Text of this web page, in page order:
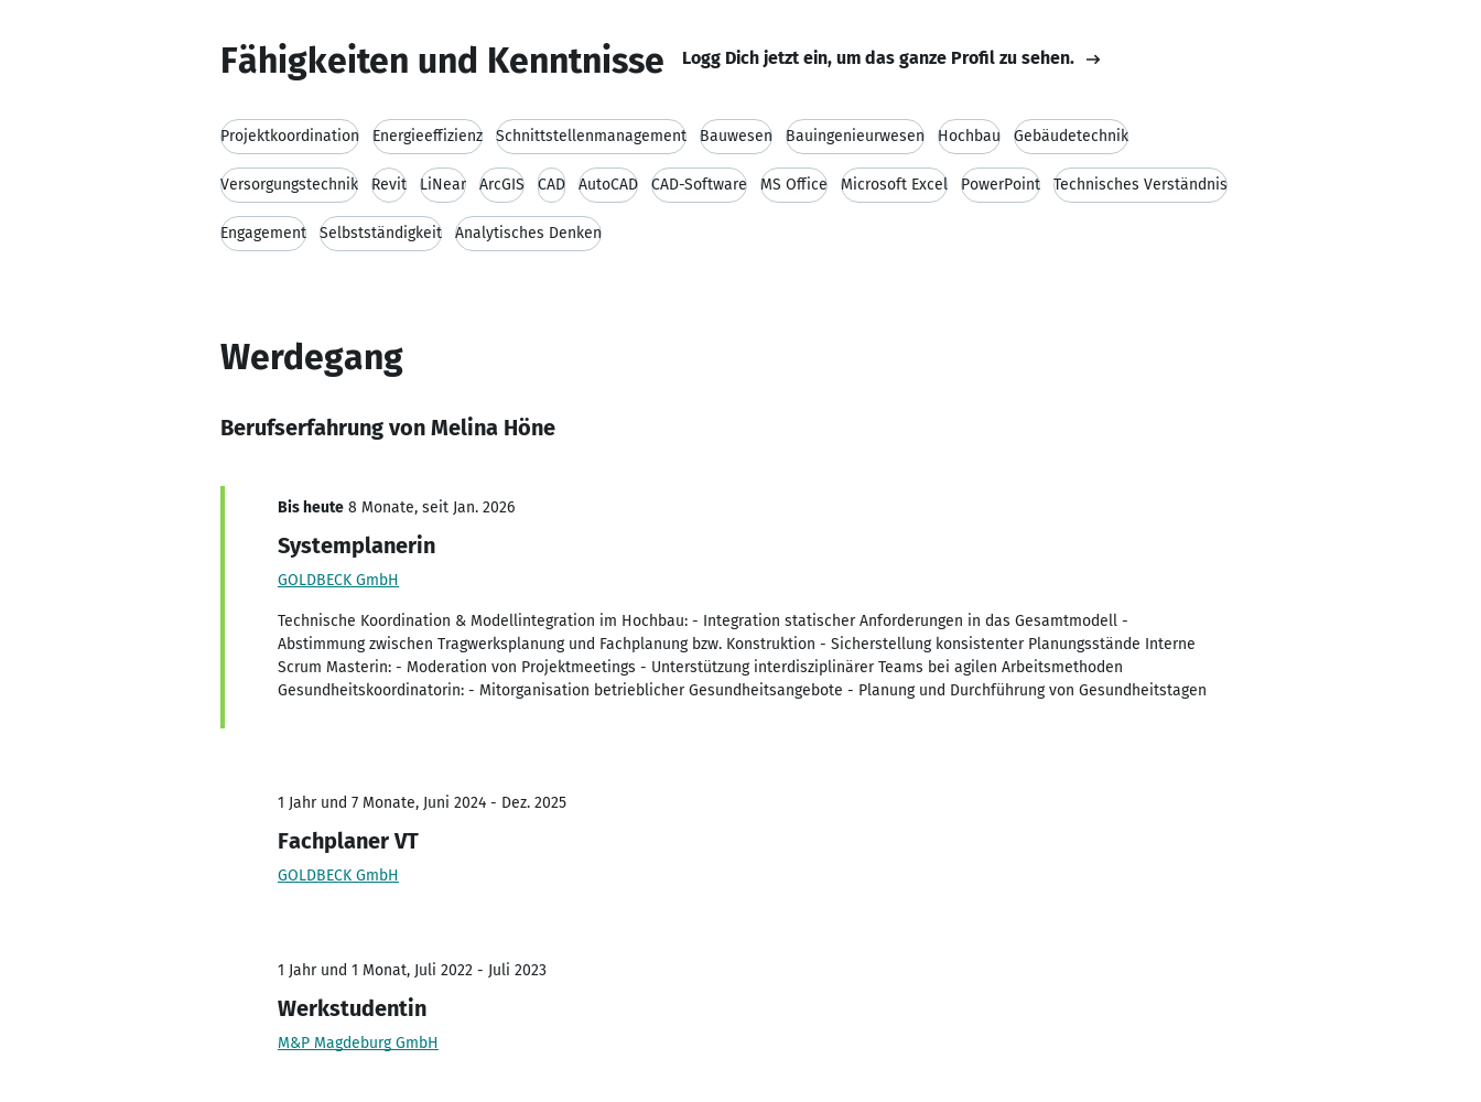
Fähigkeiten und Kenntnisse Logg Dich jetzt ein, um das ganze Profil zu sehen.
Projektkoordination Energieeffizienz Schnittstellenmanagement Bauwesen Bauingenieurwesen Hochbau Gebäudetechnik
Versorgungstechnik Revit LiNear ArcGIS CAD AutoCAD CAD-Software MS Office Microsoft Excel PowerPoint Technisches Verständnis
Engagement Selbstständigkeit Analytisches Denken
Werdegang
Berufserfahrung von Melina Höne
Bis heute 8 Monate, seit Jan. 2026
Systemplanerin
GOLDBECK GmbH
Technische Koordination & Modellintegration im Hochbau: - Integration statischer Anforderungen in das Gesamtmodell -
Abstimmung zwischen Tragwerksplanung und Fachplanung bzw. Konstruktion - Sicherstellung konsistenter Planungsstände Interne
Scrum Masterin: - Moderation von Projektmeetings - Unterstützung interdisziplinärer Teams bei agilen Arbeitsmethoden
Gesundheitskoordinatorin: - Mitorganisation betrieblicher Gesundheitsangebote - Planung und Durchführung von Gesundheitstagen
1 Jahr und 7 Monate, Juni 2024 - Dez. 2025
Fachplaner VT
GOLDBECK GmbH
1 Jahr und 1 Monat, Juli 2022 - Juli 2023
Werkstudentin
M&P Magdeburg GmbH